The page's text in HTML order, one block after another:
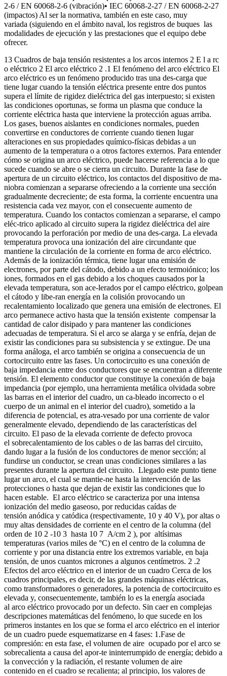
2-6 / EN 60068-2-6 (vibración)• IEC 60068-2-27 / EN 60068-2-27
(impactos) Al ser la normativa, también en este caso, muy
variada (siguiendo en el ámbito naval, los registros de buques las
modalidades de ejecución y las prestaciones que el equipo debe
ofrecer.
13 Cuadros de baja tensión resistentes a los arcos internos 2 E l a rc
o eléctrico 2 El arco eléctrico 2 .1 El fenómeno del arco eléctrico El
arco eléctrico es un fenómeno producido tras una des-carga que
tiene lugar cuando la tensión eléctrica presente entre dos puntos
supera el límite de rigidez dieléctrica del gas interpuesto; si existen
las condiciones oportunas, se forma un plasma que conduce la
corriente eléctrica hasta que interviene la protección aguas arriba.
Los gases, buenos aislantes en condiciones normales, pueden
convertirse en conductores de corriente cuando tienen lugar
alteraciones en sus propiedades químico-físicas debidas a un
aumento de la temperatura o a otros factores externos. Para entender
cómo se origina un arco eléctrico, puede hacerse referencia a lo que
sucede cuando se abre o se cierra un circuito. Durante la fase de
apertura de un circuito eléctrico, los contactos del dispositivo de ma-
niobra comienzan a separarse ofreciendo a la corriente una sección
gradualmente decreciente; de esta forma, la corriente encuentra una
resistencia cada vez mayor, con el consecuente aumento de
temperatura. Cuando los contactos comienzan a separarse, el campo
eléc-trico aplicado al circuito supera la rigidez dieléctrica del aire
provocando la perforación por medio de una des-carga. La elevada
temperatura provoca una ionización del aire circundante que
mantiene la circulación de la corriente en forma de arco eléctrico.
Además de la ionización térmica, tiene lugar una emisión de
electrones, por parte del cátodo, debido a un efecto termoiónico; los
iones, formados en el gas debido a los choques causados por la
elevada temperatura, son ace-lerados por el campo eléctrico, golpean
el cátodo y libe-ran energía en la colisión provocando un
recalentamiento localizado que genera una emisión de electrones. El
arco permanece activo hasta que la tensión existente compensar la
cantidad de calor disipado y para mantener las condiciones
adecuadas de temperatura. Si el arco se alarga y se enfría, dejan de
existir las condiciones para su subsistencia y se extingue. De una
forma análoga, el arco también se origina a consecuencia de un
cortocircuito entre las fases. Un cortocircuito es una conexión de
baja impedancia entre dos conductores que se encuentran a diferente
tensión. El elemento conductor que constituye la conexión de baja
impedancia (por ejemplo, una herramienta metálica olvidada sobre
las barras en el interior del cuadro, un ca-bleado incorrecto o el
cuerpo de un animal en el interior del cuadro), sometido a la
diferencia de potencial, es atra-vesado por una corriente de valor
generalmente elevado, dependiendo de las características del
circuito. El paso de la elevada corriente de defecto provoca
el sobrecalentamiento de los cables o de las barras del circuito,
dando lugar a la fusión de los conductores de menor sección; al
fundirse un conductor, se crean unas condiciones similares a las
presentes durante la apertura del circuito. Llegado este punto tiene
lugar un arco, el cual se mantie-ne hasta la intervención de las
protecciones o hasta que dejan de existir las condiciones que lo
hacen estable. El arco eléctrico se caracteriza por una intensa
ionización del medio gaseoso, por reducidas caídas de
tensión anódica y catódica (respectivamente, 10 y 40 V), por altas o
muy altas densidades de corriente en el centro de la columna (del
orden de 10 2 -10 3 hasta 10 7 A/cm 2 ), por altísimas
temperaturas (varios miles de °C) en el centro de la columna de
corriente y por una distancia entre los extremos variable, en baja
tensión, de unos cuantos micrones a algunos centímetros. 2 .2
Efectos del arco eléctrico en el interior de un cuadro Cerca de los
cuadros principales, es decir, de las grandes máquinas eléctricas,
como transformadores o generadores, la potencia de cortocircuito es
elevada y, consecuentemente, también lo es la energía asociada
al arco eléctrico provocado por un defecto. Sin caer en complejas
descripciones matemáticas del fenómeno, lo que sucede en los
primeros instantes en los que se forma el arco eléctrico en el interior
de un cuadro puede esquematizarse en 4 fases: 1.Fase de
compresión: en esta fase, el volumen de aire ocupado por el arco se
sobrecalienta a causa del apor-te ininterrumpido de energía; debido a
la convección y la radiación, el restante volumen de aire
contenido en el cuadro se recalienta; al principio, los valores de